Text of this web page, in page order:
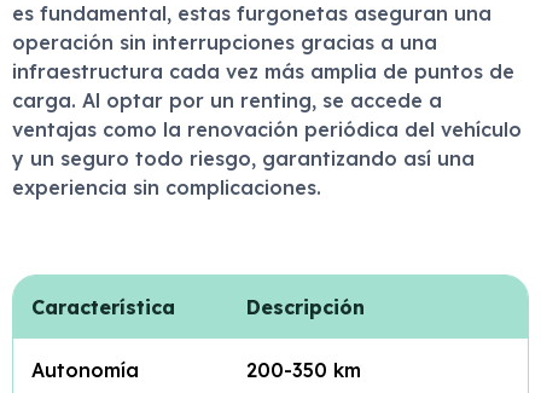
es fundamental, estas furgonetas aseguran una
operación sin interrupciones gracias a una
infraestructura cada vez más amplia de puntos de
carga. Al optar por un renting, se accede a
ventajas como la renovación periódica del vehículo
y un seguro todo riesgo, garantizando así una
experiencia sin complicaciones.
Característica Descripción
Autonomía 200-350 km